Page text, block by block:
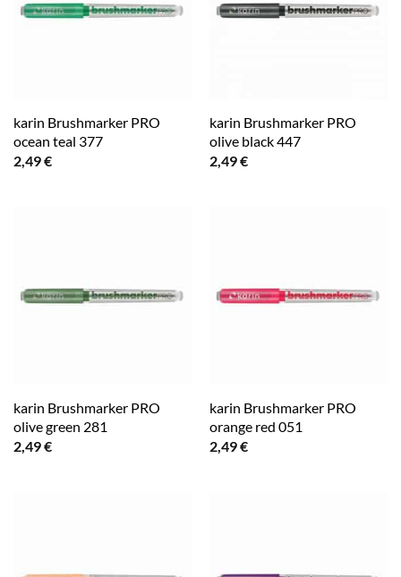
karin Brushmarker PRO
ocean teal 377
2,49€
karin Brushmarker PRO
olive black 447
2,49€
karin Brushmarker PRO
olive green 281
2,49€
karin Brushmarker PRO
orange red 051
2,49€